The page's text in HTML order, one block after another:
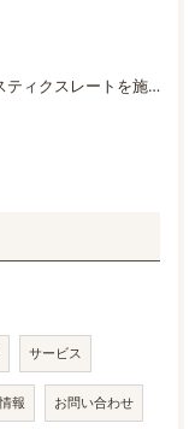
エコカラットのマジェスティクスレートを施工しました
サービス
報 お問い合わせ